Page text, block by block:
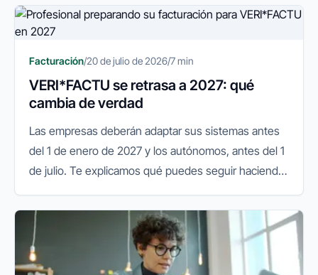
Facturación/20 de julio de 2026/7 min
VERI*FACTU se retrasa a 2027: qué
cambia de verdad
Las empresas deberán adaptar sus sistemas antes
del 1 de enero de 2027 y los autónomos, antes del 1
de julio. Te explicamos qué puedes seguir haciendo